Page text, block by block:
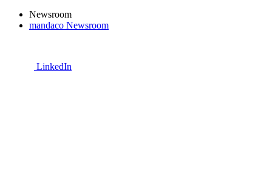
Newsroom
mandaco Newsroom
LinkedIn